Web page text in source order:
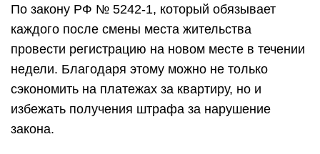
По закону РФ № 5242-1, который обязывает
каждого после смены места жительства
провести регистрацию на новом месте в течении
недели. Благодаря этому можно не только
сэкономить на платежах за квартиру, но и
избежать получения штрафа за нарушение
закона.